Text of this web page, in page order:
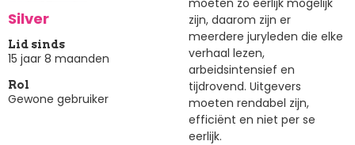
Silver
Lid sinds
15 jaar 8 maanden
Rol
Gewone gebruiker
zijn, daarom zijn er
meerdere juryleden die elke
verhaal lezen,
arbeidsintensief en
tijdrovend. Uitgevers
moeten rendabel zijn,
efficiënt en niet per se
eerlijk.